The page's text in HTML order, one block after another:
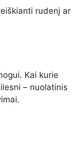
rudenį ar
Kai kurie
– nuolatinis